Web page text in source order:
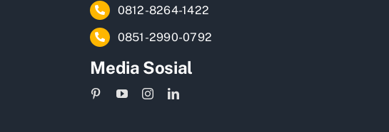
0812-8264-1422
0851-2990-0792
Media Sosial